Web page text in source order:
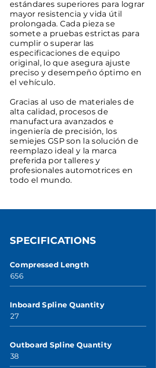
estándares superiores para lograr
mayor resistencia y vida útil
prolongada. Cada pieza se
somete a pruebas estrictas para
cumplir o superar las
especificaciones de equipo
original, lo que asegura ajuste
preciso y desempeño óptimo en
el vehículo.
Gracias al uso de materiales de
alta calidad, procesos de
manufactura avanzados e
ingeniería de precisión, los
semiejes GSP son la solución de
reemplazo ideal y la marca
preferida por talleres y
profesionales automotrices en
todo el mundo.
SPECIFICATIONS
Compressed Length
656
Inboard Spline Quantity
27
Outboard Spline Quantity
38